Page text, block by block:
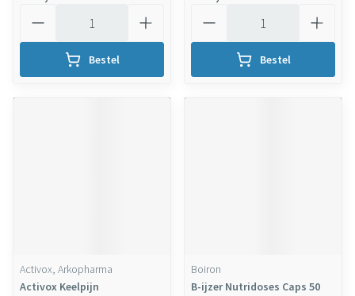
Bestel Bestel
Activox, Arkopharma
Activox Keelpijn
Boiron
B-ijzer Nutridoses Caps 50